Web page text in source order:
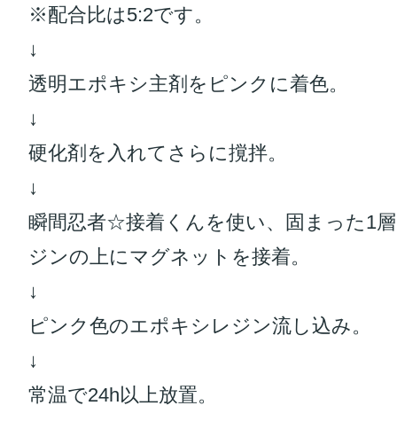
※配合比は5:2です。
↓
透明エポキシ主剤をピンクに着色。
↓
硬化剤を入れてさらに撹拌。
↓
瞬間忍者☆接着くんを使い、固まった1
ジンの上にマグネットを接着。
↓
ピンク色のエポキシレジン流し込み。
↓
常温で24h以上放置。